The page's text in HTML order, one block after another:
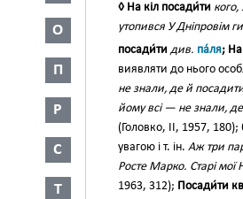
О
П
Р
С
Т
◊ На кіл посади́ти
утопився У Дніпровім
посади́ти див. па́ля;
виявляти до нього
не знали, де й
йому всі — не знали, де
(Головко, II, 1957, 180);
увагою і т. ін. Аж три
Росте Марко. Старі
1963, 312); Посади́ти